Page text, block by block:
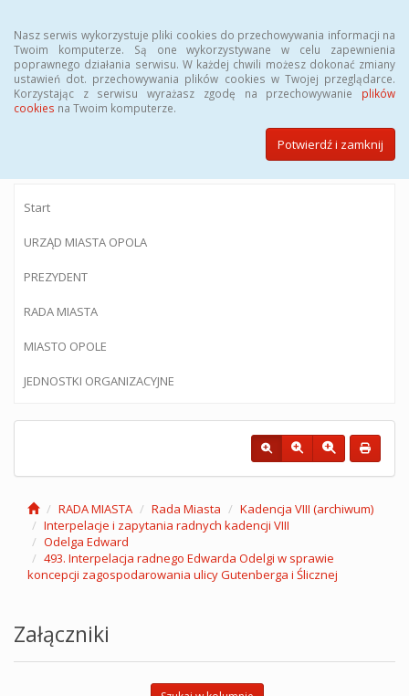
Nasz serwis wykorzystuje pliki cookies do przechowywania informacji na
Twoim komputerze. Są one wykorzystywane w celu zapewnienia
poprawnego działania serwisu. W każdej chwili możesz dokonać zmiany
ustawień dot. przechowywania plików cookies w Twojej przeglądarce.
Korzystając z serwisu wyrażasz zgodę na przechowywanie plików
cookies na Twoim komputerze.
Potwierdź i zamknij
BIULETYN INFORMACJI PUBLICZNEJ
Urzędu Miasta Opola
Start
URZĄD MIASTA OPOLA
PREZYDENT
RADA MIASTA
MIASTO OPOLE
JEDNOSTKI ORGANIZACYJNE
RADA MIASTA Rada Miasta
Kadencja VIII (archiwum)
Interpelacje i zapytania radnych kadencji VIII
Odelga Edward
493. Interpelacja radnego Edwarda Odelgi w sprawie
koncepcji zagospodarowania ulicy Gutenberga i Ślicznej
Załączniki